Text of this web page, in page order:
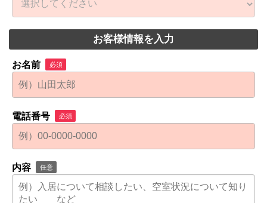
お客様情報を入力
お名前 必須
電話番号 必須
内容 任意